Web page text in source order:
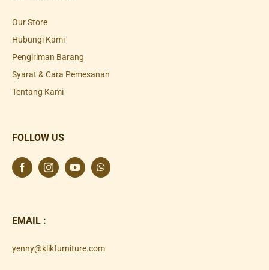
Our Store
Hubungi Kami
Pengiriman Barang
Syarat & Cara Pemesanan
Tentang Kami
FOLLOW US
EMAIL :
yenny@klikfurniture.com